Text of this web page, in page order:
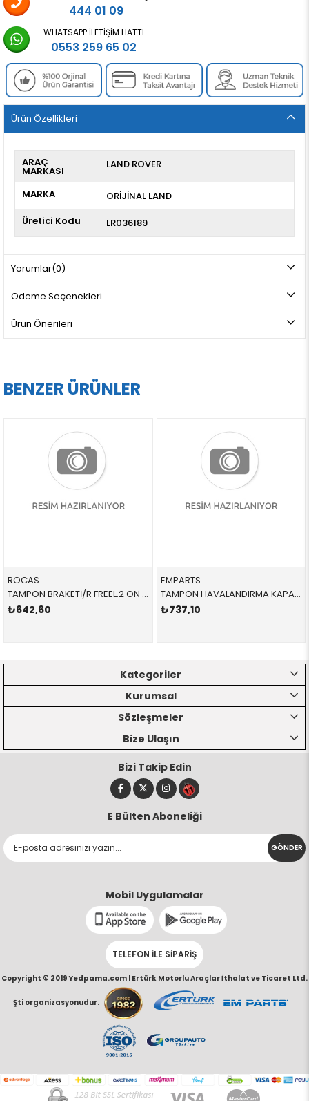
444 01 09
WHATSAPP İLETIŞIM HATTI
0553 259 65 02
Ürün Özellikleri
ARAÇ
MARKASI
LAND ROVER
MARKA
ORİJİNAL LAND
Üretici Kodu
LR036189
Yorumlar(0)
Ödeme Seçenekleri
Ürün Önerileri
BENZER ÜRÜNLER
ROCAS
TAMPON BRAKETİ/R FREEL.2 ÖN LR029748R LR029748 LR029748
₺642,60
EMPARTS
TAMPON HAVALANDIRMA KAPAĞI / R 51748079722 51748079722 51748079722 G20
₺737,10
Kategoriler
Kurumsal
Sözleşmeler
Bize Ulaşın
Bizi Takip Edin
E Bülten Aboneliği
GÖNDER
Mobil Uygulamalar
TELEFON İLE SİPARİŞ
Copyright © 2019 Yedpama.com | Ertürk Motorlu Araçlar İthalat ve Ticaret Ltd.
Şti organizasyonudur.